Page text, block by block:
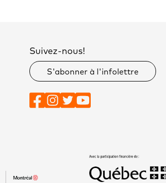
Suivez-nous!
S'abonner à l'infolettre